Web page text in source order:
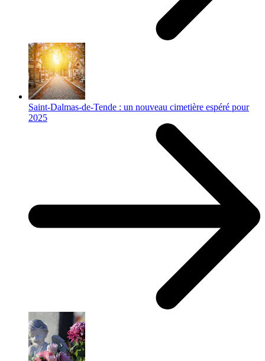
Saint-Dalmas-de-Tende : un nouveau cimetière espéré pour
2025